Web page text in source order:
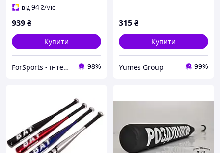
від94₴/міс
939₴
Купити
ForSports - інтернет-магазин спортивних товарів 98%
315₴
Купити
Yumes Group 99%